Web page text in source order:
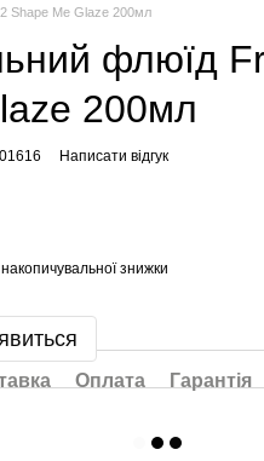
Shape Me Glaze 200мл
флюїд
200мл
Написати відгук
знижки
Оплата Гарантія